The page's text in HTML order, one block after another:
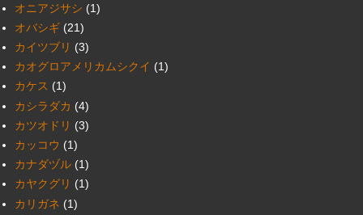
オニアジサシ (1)
オバシギ (21)
カイツブリ (3)
カオグロアメリカムシクイ (1)
カケス (1)
カシラダカ (4)
カツオドリ (3)
カッコウ (1)
カナダヅル (1)
カヤクグリ (1)
カリガネ (1)